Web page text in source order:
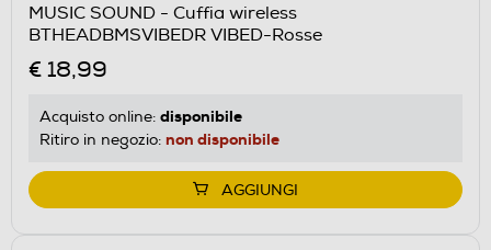
MUSIC SOUND - Cuffia wireless
BTHEADBMSVIBEDR VIBED-Rosse
€ 18,99
Acquisto online: disponibile
Ritiro in negozio: non disponibile
AGGIUNGI